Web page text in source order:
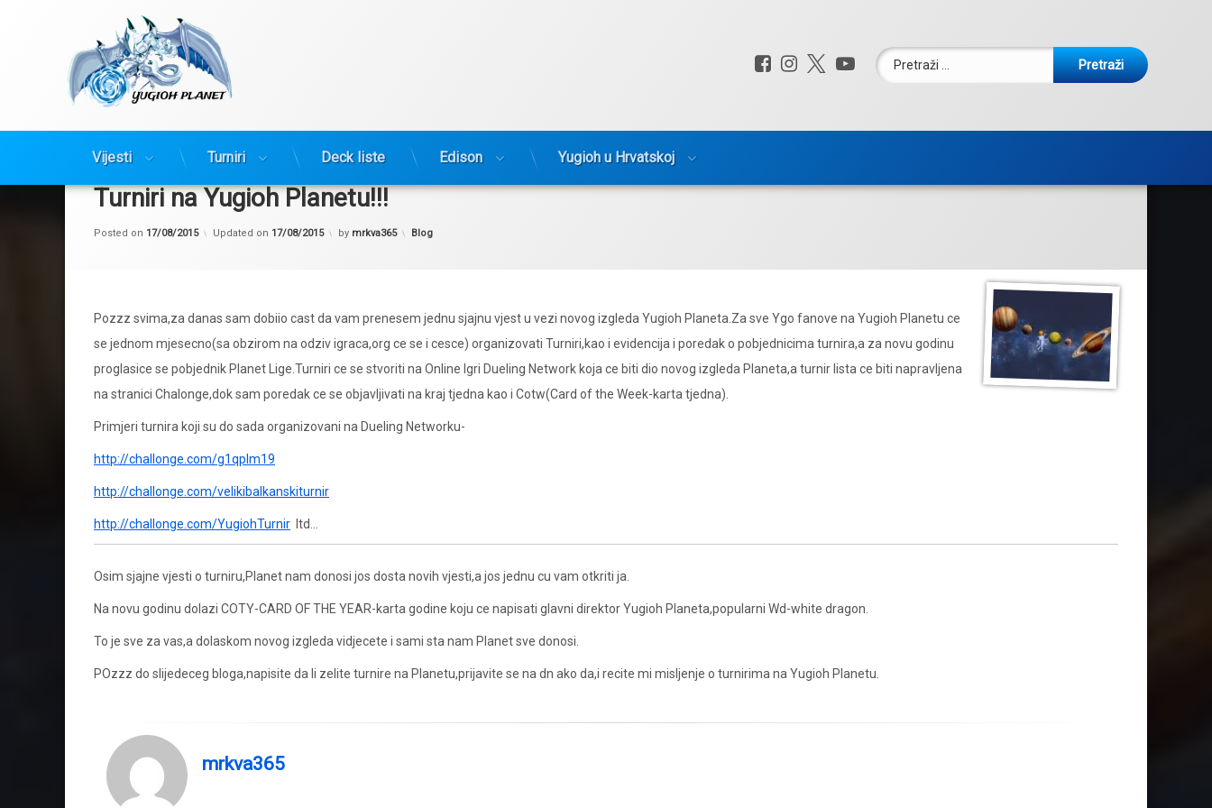
Facebook
Instagram
X.com
YouTube
Pretraži:
Vijesti Turniri Deck liste Edison Yugioh u Hrvatskoj
Turniri na Yugioh Planetu!!!
Posted on 17/08/2015 Updated on 17/08/2015 by mrkva365 Kategorije:
Blog
Pozzz svima,za danas sam dobiio cast da vam prenesem jednu sjajnu vjest u vezi novog izgleda Yugioh Planeta.Za sve Ygo fanove na Yugioh Planetu ce
se jednom mjesecno(sa obzirom na odziv igraca,org ce se i cesce) organizovati Turniri,kao i evidencija i poredak o pobjednicima turnira,a za novu godinu
proglasice se pobjednik Planet Lige.Turniri ce se stvoriti na Online Igri Dueling Network koja ce biti dio novog izgleda Planeta,a turnir lista ce biti napravljena
na stranici Chalonge,dok sam poredak ce se objavljivati na kraj tjedna kao i Cotw(Card of the Week-karta tjedna).
Primjeri turnira koji su do sada organizovani na Dueling Networku-
http://challonge.com/g1qplm19
http://challonge.com/velikibalkanskiturnir
http://challonge.com/YugiohTurnir Itd…
Osim sjajne vjesti o turniru,Planet nam donosi jos dosta novih vjesti,a jos jednu cu vam otkriti ja.
Na novu godinu dolazi COTY-CARD OF THE YEAR-karta godine koju ce napisati glavni direktor Yugioh Planeta,popularni Wd-white dragon.
To je sve za vas,a dolaskom novog izgleda vidjecete i sami sta nam Planet sve donosi.
POzzz do slijedeceg bloga,napisite da li zelite turnire na Planetu,prijavite se na dn ako da,i recite mi misljenje o turnirima na Yugioh Planetu.
mrkva365